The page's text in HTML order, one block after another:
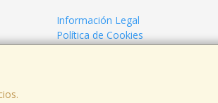
Información Legal
Política de Cookies